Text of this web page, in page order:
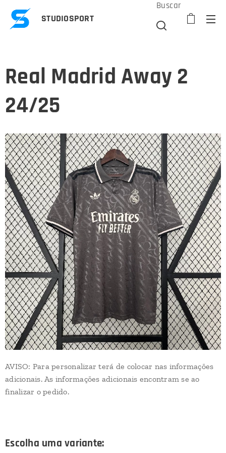
STUDIOSPORT
Buscar
Real Madrid Away 2
24/25
AVISO: Para personalizar terá de colocar nas informações
adicionais. As informações adicionais encontram se ao
finalizar o pedido.
Escolha uma variante: